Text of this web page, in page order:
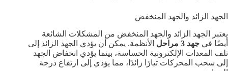
الجهد الزائد والجهد المنخفض
يعتبر الجهد الزائد والجهد المنخفض من المشكلات الشائعة
أيضًا في جهد 3 مراحل
الأنظمة. يمكن أن يؤدي الجهد الزائد إلى
تلف المعدات الإلكترونية الحساسة، بينما يؤدي انخفاض الجهد
إلى سحب المحركات تيارًا زائدًا، مما يؤدي إلى ارتفاع درجة